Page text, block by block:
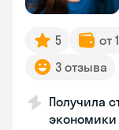
5 от
3 отзыва
Получила
экономики